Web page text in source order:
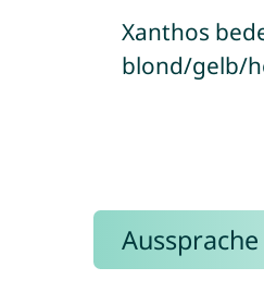
Xanthos
blond/gelb/